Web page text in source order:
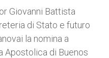
Giovanni Battista
di Stato e futuro
la nomina a
Apostolica di Buenos